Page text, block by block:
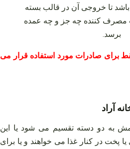
باشد تا خروجی آن در قالب بسته‌
مصرف کننده چه جز و چه عمده
برسد.
برای صادرات مورد استفاده قرار می
آراد
به دو دسته تقسیم می‌ شود یا این
پخت در کنار غذا می‌ خواهند و یا برای